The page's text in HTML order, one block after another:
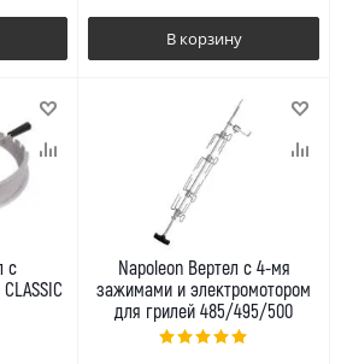
В корзину
с
Napoleon Вертел с 4-мя
зажимами и электромотором
для грилей 485/495/500